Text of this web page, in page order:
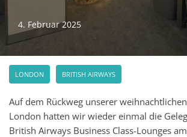
4. Februar 2025
LONDON BRITISH AIRWAYS
Auf dem Rückweg unserer
London hatten wir wieder einmal die
British Airways Business Class-Lounges